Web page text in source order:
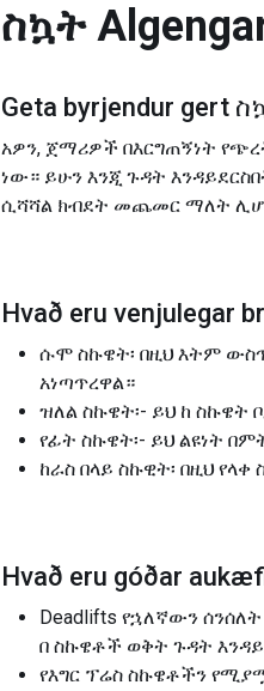
ስኳት
Geta byrjendur gert
አዎን, ጀማሪዎች በእርግጠኝነት
ነው። ይሁን እንጂ ጉዳት
ሲሻሻል ክብደት መጨመር ማለት
Hvað eru venjulegar
ሱሞ ስኩዌት፡ በዚህ እትም
አነጣጥረዋል።
ዝለል ስኩዌት፡- ይህ ከ
የፊት ስኩዌት፡- ይህ ልዩነት
ከራስ በላይ ስኩዊት፡ በዚህ
Hvað eru góðar
Deadlifts የኋለኛውን
በ ስኩዌቶች ወቅት ጉዳት
የእግር ፕሬስ ስኩዌቶችን